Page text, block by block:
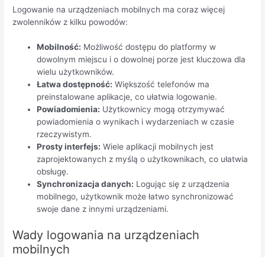
Logowanie na urządzeniach mobilnych ma coraz więcej
zwolenników z kilku powodów:
Mobilność: Możliwość dostępu do platformy w
dowolnym miejscu i o dowolnej porze jest kluczowa dla
wielu użytkowników.
Łatwa dostępność: Większość telefonów ma
preinstalowane aplikacje, co ułatwia logowanie.
Powiadomienia: Użytkownicy mogą otrzymywać
powiadomienia o wynikach i wydarzeniach w czasie
rzeczywistym.
Prosty interfejs: Wiele aplikacji mobilnych jest
zaprojektowanych z myślą o użytkownikach, co ułatwia
obsługę.
Synchronizacja danych: Logując się z urządzenia
mobilnego, użytkownik może łatwo synchronizować
swoje dane z innymi urządzeniami.
Wady logowania na urządzeniach
mobilnych